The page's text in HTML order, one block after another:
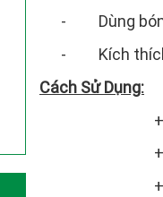
-
Dùng
-
Kích
Cách Sử Dụng:
+ Cây
+ Cây
+ Cây